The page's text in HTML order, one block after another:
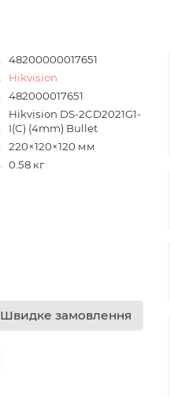
48200000017651
Hikvision
482000017651
Hikvision DS-2CD2021G1-
I(C) (4mm) Bullet
220×120×120 мм
0.58 кг
Швидке замовлення